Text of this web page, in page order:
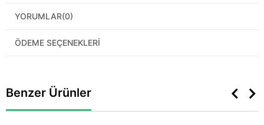
YORUMLAR(0)
ÖDEME SEÇENEKLERI
Benzer Ürünler